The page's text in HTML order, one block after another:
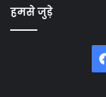
हमसे जुड़े